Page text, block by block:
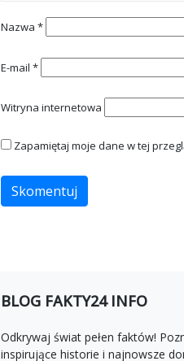
Nazwa *
E-mail *
Witryna internetowa
Zapamiętaj moje dane w tej
BLOG FAKTY24 INFO
Odkrywaj świat pełen faktów!
inspirujące historie i najnowsze